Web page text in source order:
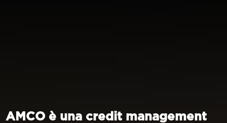
AMCO è una credit management